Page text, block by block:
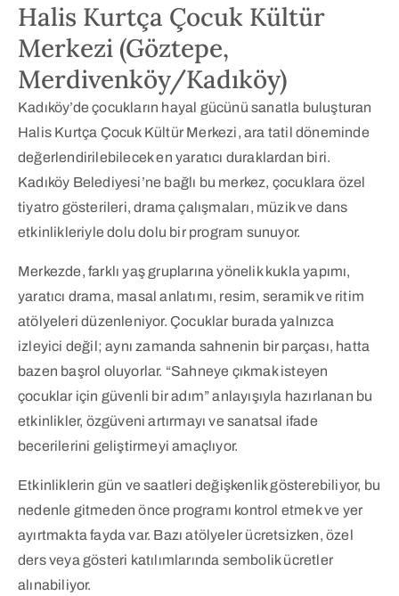
Halis Kurtça Çocuk Kültür
Merkezi (Göztepe,
Merdivenköy/Kadıköy)
Kadıköy’de çocukların hayal gücünü sanatla buluşturan
Halis Kurtça Çocuk Kültür Merkezi, ara tatil döneminde
değerlendirilebilecek en yaratıcı duraklardan biri.
Kadıköy Belediyesi’ne bağlı bu merkez, çocuklara özel
tiyatro gösterileri, drama çalışmaları, müzik ve dans
etkinlikleriyle dolu dolu bir program sunuyor.
Merkezde, farklı yaş gruplarına yönelik kukla yapımı,
yaratıcı drama, masal anlatımı, resim, seramik ve ritim
atölyeleri düzenleniyor. Çocuklar burada yalnızca
izleyici değil; aynı zamanda sahnenin bir parçası, hatta
bazen başrol oluyorlar. “Sahneye çıkmak isteyen
çocuklar için güvenli bir adım” anlayışıyla hazırlanan bu
etkinlikler, özgüveni artırmayı ve sanatsal ifade
becerilerini geliştirmeyi amaçlıyor.
Etkinliklerin gün ve saatleri değişkenlik gösterebiliyor, bu
nedenle gitmeden önce programı kontrol etmek ve yer
ayırtmakta fayda var. Bazı atölyeler ücretsizken, özel
ders veya gösteri katılımlarında sembolik ücretler
alınabiliyor.